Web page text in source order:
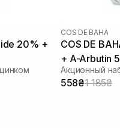
20% +
COS DE BAHA
COS DE
+ A-Arbutin
Акционный
558₴1 185₴